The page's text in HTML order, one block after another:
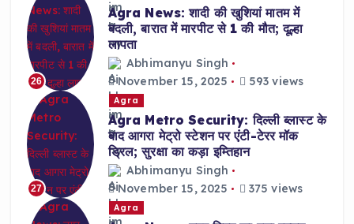
26
Agra News: शादी की खुशियां मातम में
बदली, बारात में मारपीट से 1 की मौत; दूल्हा
लापता
Abhimanyu Singh
November 15, 2025
593 views
27
Agra
Agra Metro Security: दिल्ली ब्लास्ट के
बाद आगरा मेट्रो स्टेशन पर एंटी-टेरर मॉक
ड्रिल; सुरक्षा का कड़ा इम्तिहान
Abhimanyu Singh
November 15, 2025
375 views
Agra